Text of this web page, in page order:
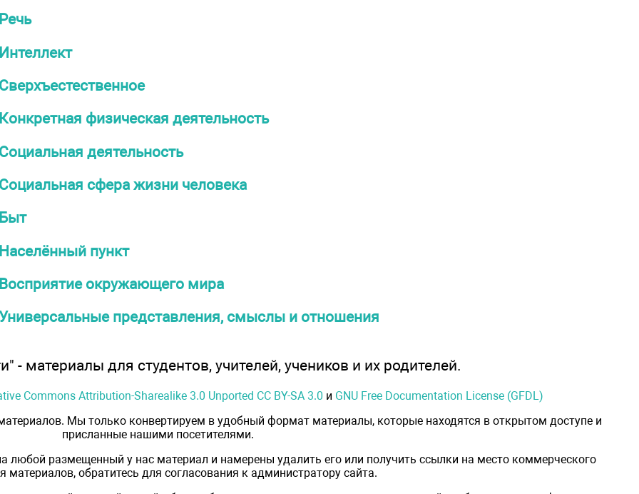
Речь
Интеллект
Сверхъестественное
Конкретная физическая деятельность
Социальная деятельность
Социальная сфера жизни человека
Быт
Населённый пункт
Восприятие окружающего мира
представления, смыслы и отношения
- материалы для студентов, учителей, учеников и их родителей.
Commons Attribution-Sharealike 3.0 Unported CC BY-SA 3.0 и GNU Free Documentation License (GFDL)
Мы только конвертируем в удобный формат материалы, которые находятся в открытом доступе и
присланные нашими посетителями.
любой размещенный у нас материал и намерены удалить его или получить ссылки на место коммерческого
материалов, обратитесь для согласования к администратору сайта.